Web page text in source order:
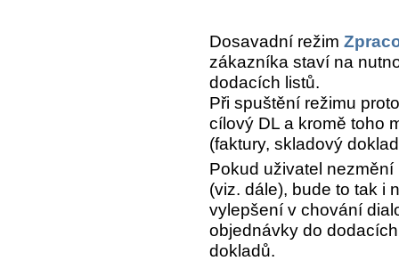
Dosavadní režim
zákazníka staví na
dodacích listů.
Při spuštění režimu
cílový DL a kromě toho
(faktury, skladový
Pokud uživatel
(viz. dále), bude to tak i
vylepšení v chování
objednávky do
dokladů.